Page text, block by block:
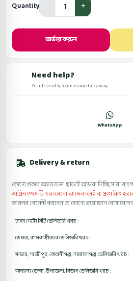
Quantity
অর্ডার করুন
Need help?
Our friendly team is one tap away.
WhatsApp
Delivery & return
কোনো প্রকার অ্যাডভান্স ছাড়াই আমরা দিচ্ছি সারা
অগ্রিম পেমেন্ট এর কোনো ঝামেলা নেই বা প্রতারিত
তারপর পেমেন্ট করবেন যে কোনো প্রয়োজনে
ঢাকা মেট্রো সিটি ডেলিভারি খরচ :
ডেমরা, কামরাঙ্গীরচর ডেলিভারি খরচ :
সাভার, গাজীপুর, কেরানীগঞ্জ, নারায়ণগঞ্জ ডেলিভারি খরচ :
অন্যান্য জেলা, উপজেলা, বিভাগ ডেলিভারি খরচ :